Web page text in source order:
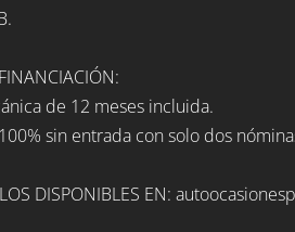
de 12 meses incluida.
sin entrada con solo dos
DISPONIBLES EN: